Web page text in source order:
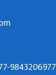
9843206977